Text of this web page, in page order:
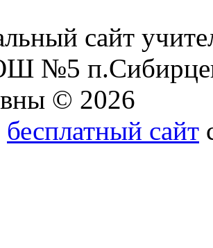
сайт
№5
© 2026
бесплатный сайт